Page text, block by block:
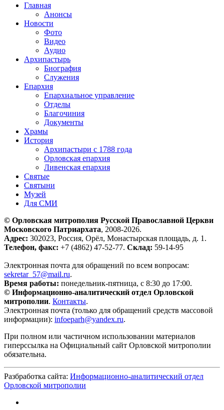
Главная
Анонсы
Новости
Фото
Видео
Аудио
Архипастырь
Биография
Служения
Епархия
Епархиальное управление
Отделы
Благочиния
Документы
Храмы
История
Архипастыри с 1788 года
Орловская епархия
Ливенская епархия
Святые
Святыни
Музей
Для СМИ
© Орловская митрополия Русской Православной Церкви
Московского Патриархата, 2008-2026.
Адрес: 302023, Россия, Орёл, Монастырская площадь, д. 1.
Телефон, факс: +7 (4862) 47-52-77. Склад: 59-14-95
Электронная почта для обращений по всем вопросам:
sekretar_57@mail.ru.
Время работы: понедельник-пятница, с 8:30 до 17:00.
© Информационно-аналитический отдел Орловской
митрополии. Контакты.
Электронная почта (только для обращений средств массовой
информации): infoeparh@yandex.ru.
При полном или частичном использовании материалов
гиперссылка на Официальный сайт Орловской митрополии
обязательна.
Разбработка сайта: Информационно-аналитический отдел
Орловской митрополии